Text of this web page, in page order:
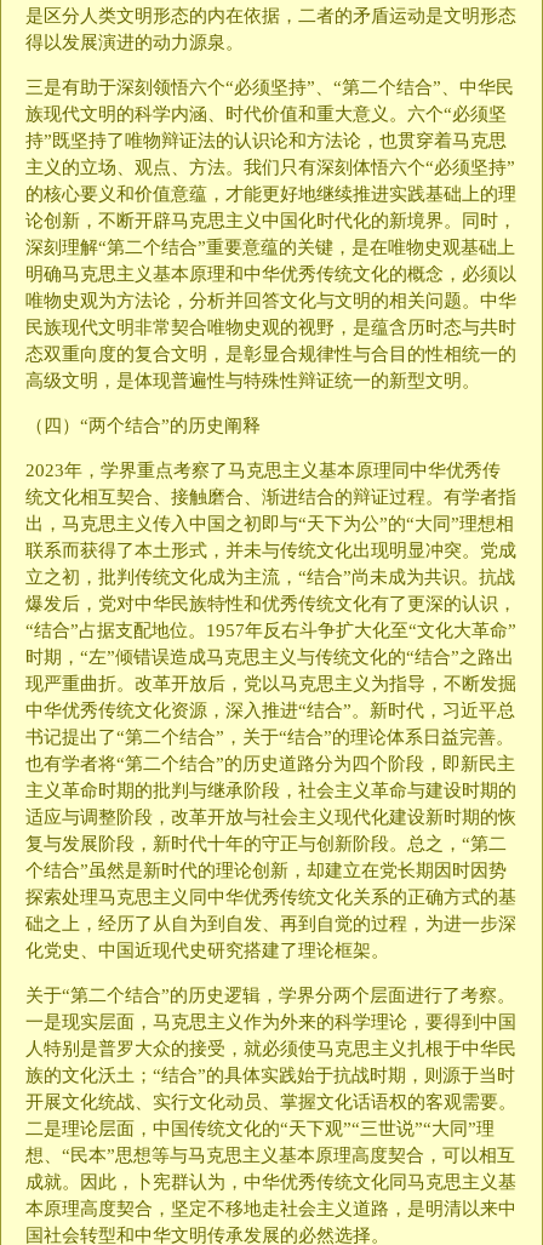
是区分人类文明形态的内在依据，二者的矛盾运动是文明形态
得以发展演进的动力源泉。
三是有助于深刻领悟六个“必须坚持”、“第二个结合”、中华民
族现代文明的科学内涵、时代价值和重大意义。六个“必须坚
持”既坚持了唯物辩证法的认识论和方法论，也贯穿着马克思
主义的立场、观点、方法。我们只有深刻体悟六个“必须坚持”
的核心要义和价值意蕴，才能更好地继续推进实践基础上的理
论创新，不断开辟马克思主义中国化时代化的新境界。同时，
深刻理解“第二个结合”重要意蕴的关键，是在唯物史观基础上
明确马克思主义基本原理和中华优秀传统文化的概念，必须以
唯物史观为方法论，分析并回答文化与文明的相关问题。中华
民族现代文明非常契合唯物史观的视野，是蕴含历时态与共时
态双重向度的复合文明，是彰显合规律性与合目的性相统一的
高级文明，是体现普遍性与特殊性辩证统一的新型文明。
（四）“两个结合”的历史阐释
2023年，学界重点考察了马克思主义基本原理同中华优秀传
统文化相互契合、接触磨合、渐进结合的辩证过程。有学者指
出，马克思主义传入中国之初即与“天下为公”的“大同”理想相
联系而获得了本土形式，并未与传统文化出现明显冲突。党成
立之初，批判传统文化成为主流，“结合”尚未成为共识。抗战
爆发后，党对中华民族特性和优秀传统文化有了更深的认识，
“结合”占据支配地位。1957年反右斗争扩大化至“文化大革命”
时期，“左”倾错误造成马克思主义与传统文化的“结合”之路出
现严重曲折。改革开放后，党以马克思主义为指导，不断发掘
中华优秀传统文化资源，深入推进“结合”。新时代，习近平总
书记提出了“第二个结合”，关于“结合”的理论体系日益完善。
也有学者将“第二个结合”的历史道路分为四个阶段，即新民主
主义革命时期的批判与继承阶段，社会主义革命与建设时期的
适应与调整阶段，改革开放与社会主义现代化建设新时期的恢
复与发展阶段，新时代十年的守正与创新阶段。总之，“第二
个结合”虽然是新时代的理论创新，却建立在党长期因时因势
探索处理马克思主义同中华优秀传统文化关系的正确方式的基
础之上，经历了从自为到自发、再到自觉的过程，为进一步深
化党史、中国近现代史研究搭建了理论框架。
关于“第二个结合”的历史逻辑，学界分两个层面进行了考察。
一是现实层面，马克思主义作为外来的科学理论，要得到中国
人特别是普罗大众的接受，就必须使马克思主义扎根于中华民
族的文化沃土；“结合”的具体实践始于抗战时期，则源于当时
开展文化统战、实行文化动员、掌握文化话语权的客观需要。
二是理论层面，中国传统文化的“天下观”“三世说”“大同”理
想、“民本”思想等与马克思主义基本原理高度契合，可以相互
成就。因此，卜宪群认为，中华优秀传统文化同马克思主义基
本原理高度契合，坚定不移地走社会主义道路，是明清以来中
国社会转型和中华文明传承发展的必然选择。